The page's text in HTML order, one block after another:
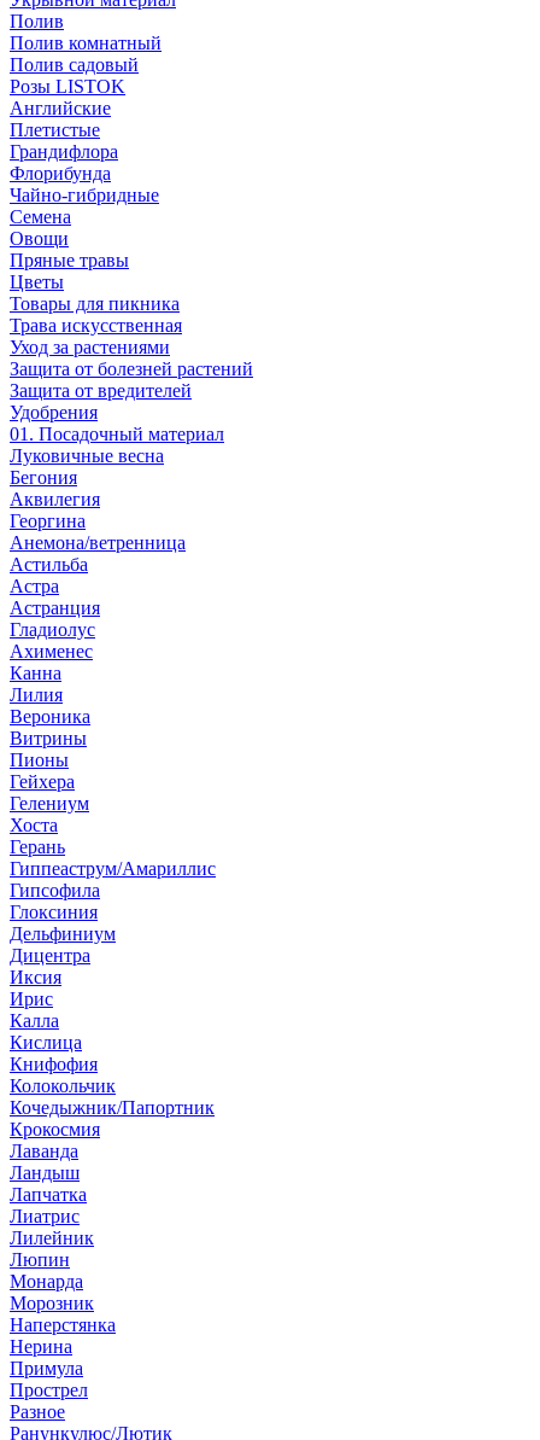
Полив
Полив комнатный
Полив садовый
Розы LISTOK
Английские
Плетистые
Грандифлора
Флорибунда
Чайно-гибридные
Семена
Овощи
Пряные травы
Цветы
Товары для пикника
Трава искусственная
Уход за растениями
Защита от болезней растений
Защита от вредителей
Удобрения
01. Посадочный материал
Луковичные весна
Бегония
Аквилегия
Георгина
Анемона/ветренница
Астильба
Астра
Астранция
Гладиолус
Ахименес
Канна
Лилия
Вероника
Витрины
Пионы
Гейхера
Гелениум
Хоста
Герань
Гиппеаструм/Амариллис
Гипсофила
Глоксиния
Дельфиниум
Дицентра
Иксия
Ирис
Калла
Кислица
Книфофия
Колокольчик
Кочедыжник/Папортник
Крокосмия
Лаванда
Ландыш
Лапчатка
Лиатрис
Лилейник
Люпин
Монарда
Морозник
Наперстянка
Нерина
Примула
Прострел
Разное
Ранункулюс/Лютик